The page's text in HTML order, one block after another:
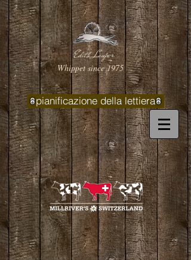
Edith Lauper
Whippet since 1975
pianificazione della lettiera